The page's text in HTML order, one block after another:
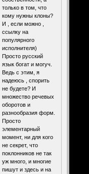
только в том, что
кому нужны клоны?
И , если можно ,
ссылку на
популярного
исполнителя)
Просто русский
язык богат и могуч.
Ведь с этим, я
надеюсь , спорить
не будете? И
множество речевых
оборотов и
разнообразия форм.
Просто
элементарный
момент, ни для кого
не секрет, что
поклонников не так
уж много, и многие
пишут и здесь и на